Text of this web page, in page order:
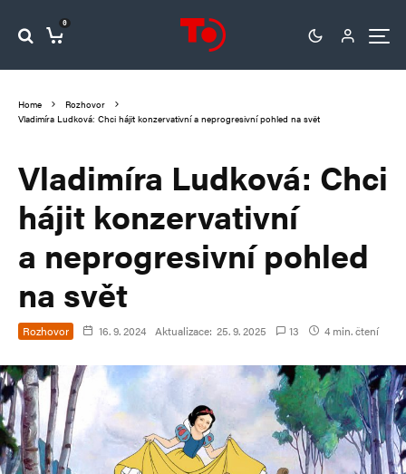
0
Home
Rozhovor
Vladimíra Ludková: Chci hájit konzervativní a neprogresivní pohled na svět
Vladimíra Ludková: Chci
hájit konzervativní
a neprogresivní pohled
na svět
Rozhovor 16. 9. 2024 Aktualizace: 25. 9. 2025 13 4 min. čtení